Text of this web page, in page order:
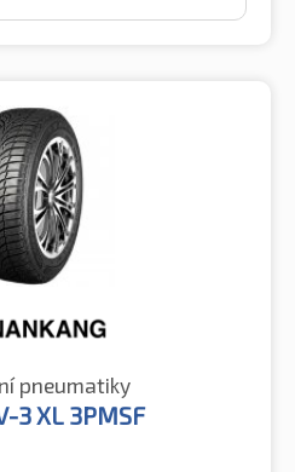
pneumatiky
3 XL 3PMSF